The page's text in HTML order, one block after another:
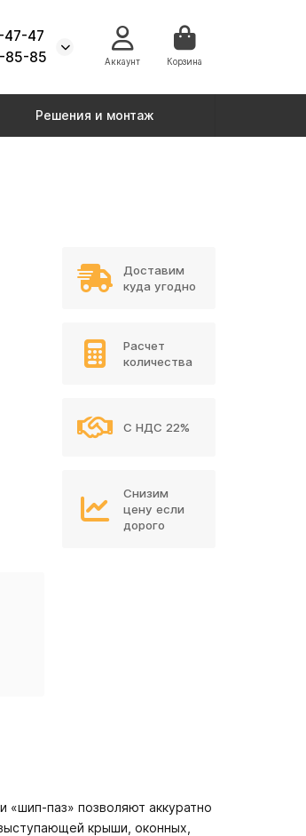
47-47
85-85
Аккаунт Корзина
Решения и монтаж
Доставим
куда угодно
Расчет
количества
С НДС 22%
Снизим
цену если
дорого
паз» позволяют аккуратно
крыши, оконных,